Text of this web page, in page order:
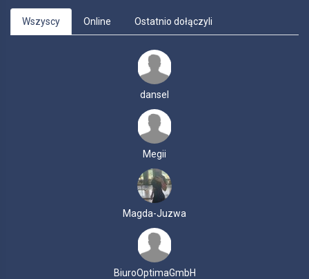
Wszyscy Online Ostatnio dołączyli
dansel
Megii
Magda-Juzwa
BiuroOptimaGmbH